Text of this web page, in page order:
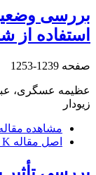
بررسی
استفاده از
صفحه 1239-1253
عظیمه عسگری،
زیودار
مشاهده
اصل مقاله K